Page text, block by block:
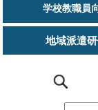
学校教職員
地域派遣